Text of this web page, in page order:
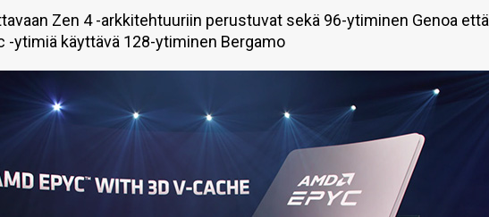
Zen 4 -arkkitehtuuriin perustuvat sekä 96-ytiminen Genoa että
ytimiä käyttävä 128-ytiminen Bergamo